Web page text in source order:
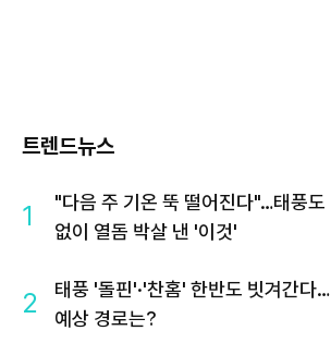
트렌드뉴스
1
"다음 주 기온 뚝 떨어진다"…태풍도
없이 열돔 박살 낸 '이것'
2
태풍 '돌핀'·'찬홈' 한반도 빗겨간다…
예상 경로는?